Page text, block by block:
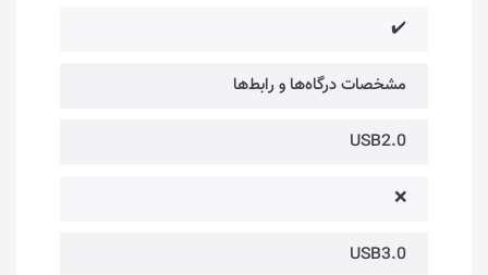
✔️
مشخصات درگاه‌ها و رابط‌ها
USB2.0
❌
USB3.0